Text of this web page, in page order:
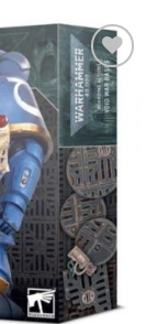
Aggiungi
alla lista
dei
desideri